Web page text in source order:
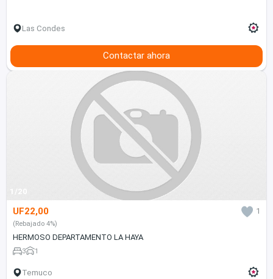
Las Condes
Contactar ahora
1/20
UF22,00 1
(Rebajado 4%)
HERMOSO DEPARTAMENTO LA HAYA
3 1
Temuco